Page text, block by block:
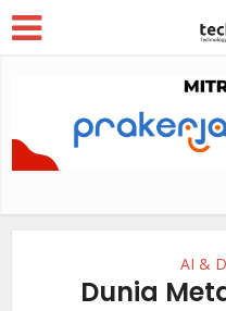
AI &
Dunia